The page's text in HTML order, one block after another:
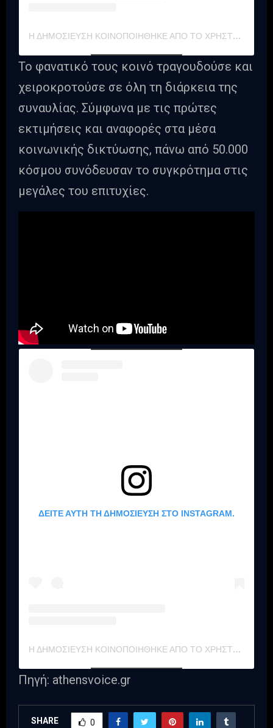
Η ΔΗΜΟΣΊΕΥΣΗ ΚΟΙΝΟΠΟΙΉΘΗΚΕ ΑΠΌ ΤΟ ΧΡΉΣΤΗ IRON MAIDEN (@IRONMAIDEN)
Το φανατικό τους κοινό τραγουδούσε και
χειροκροτούσε σε όλη τη διάρκεια της
συναυλίας. Σύμφωνα με τις πρώτες
εκτιμήσεις και αναφορές στα μέσα
κοινωνικής δικτύωσης, πάνω από 50.000
κόσμου συνόδευσαν το συγκρότημα στις
μεγάλες του επιτυχίες.
ΔΕΊΤΕ ΑΥΤΉ ΤΗ ΔΗΜΟΣΊΕΥΣΗ ΣΤΟ INSTAGRAM.
Η ΔΗΜΟΣΊΕΥΣΗ ΚΟΙΝΟΠΟΙΉΘΗΚΕ ΑΠΌ ΤΟ ΧΡΉΣΤΗ HEADBANGERS (@HEADBANGERS.GR)
Πηγή: athensvoice.gr
SHARE 0